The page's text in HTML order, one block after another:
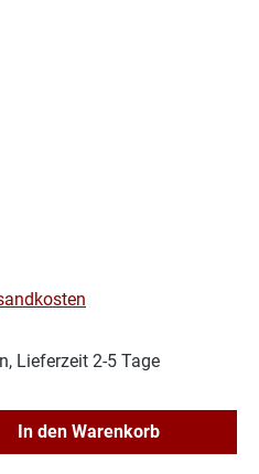
Lieferzeit 2-5 Tage
den gewünschten
In den Warenkorb